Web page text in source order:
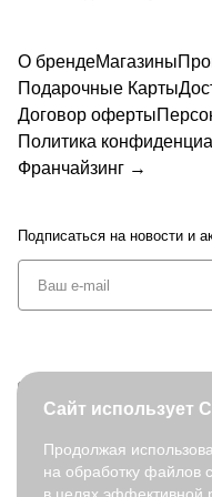
О брендеМагазины
Подарочные Карты
Договор оферты
Политика
Франчайзинг →
Подписаться на новости и
© 2026. fabretti.ru. Все
Сайт использует
Продолжая
на обработку файлов